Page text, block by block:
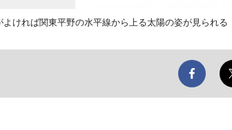
よければ関東平野の水平線から上る太陽の姿が見られる